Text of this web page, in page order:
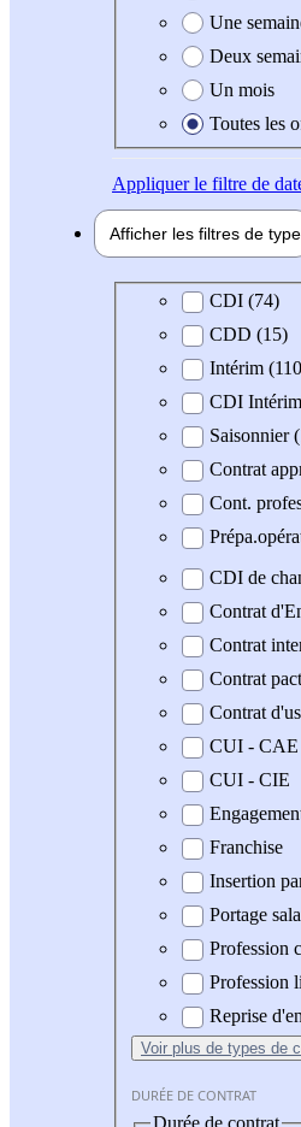
Une
Deux
Un mois
Toutes les
Appliquerle filtre de
Afficher les filtres de
Type de contratCDI (74)
CDD (15)
Intérim
CDI
Saisonnier
Contrat
Cont.
CDI de
Contrat
Contrat
Contrat
Contrat
CUI - CAE
CUI - CIE
Franchise
Insertion
Portage
Profession
Profession
Reprise
Voir plus de types de
DURÉE DE CONTRAT